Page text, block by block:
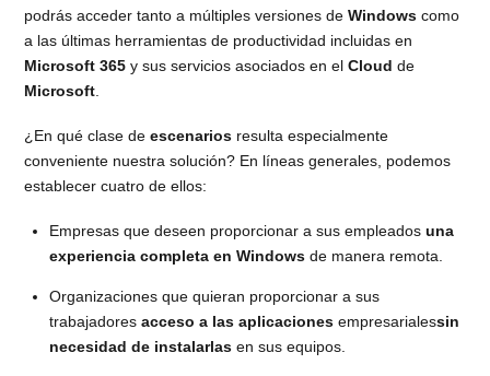
podrás acceder tanto a múltiples versiones deWindows como
a las últimas herramientas de productividad incluidas en
Microsoft 365y sus servicios asociados en elCloud de
Microsoft
¿En qué clase deescenarios resulta especialmente
conveniente nuestra solución? En líneas generales, podemos
establecer cuatro de ellos:
Empresas que deseen proporcionar a sus empleados una
experiencia completa en Windowsde manera remota.
Organizaciones que quieran proporcionar a sus
trabajadores acceso a las aplicacionesempresarialessin
necesidad de instalarlasen sus equipos.